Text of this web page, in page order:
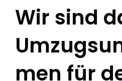
Wir sind
men für